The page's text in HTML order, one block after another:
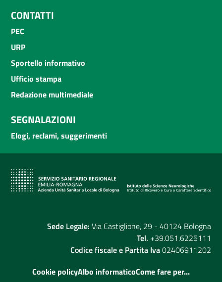
CONTATTI
PEC
URP
Sportello informativo
Ufficio stampa
Redazione multimediale
SEGNALAZIONI
Elogi, reclami, suggerimenti
Sede Legale: Via Castiglione, 29 - 40124 Bologna
Tel. +39.051.6225111
Codice fiscale e Partita Iva02406911202
Cookie policyAlbo informaticoCome fare per...